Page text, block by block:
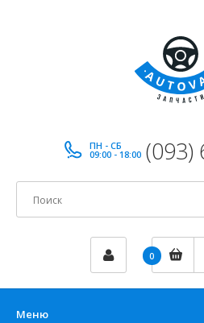
ПН - СБ
09:00 - 18:00 (093)
0
Меню